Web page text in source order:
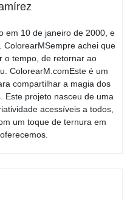
em 10 de janeiro de 2000, e
achei que
o tempo, de retornar ao
ColorearM.comEste é um
compartilhar a magia dos
Este projeto nasceu de uma
acessíveis a todos,
um toque de ternura em